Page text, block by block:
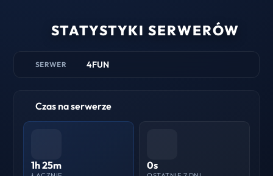
STATYSTYKI SERWERÓW
SERWER 4FUN
Czas na serwerze
1h 25m 0s